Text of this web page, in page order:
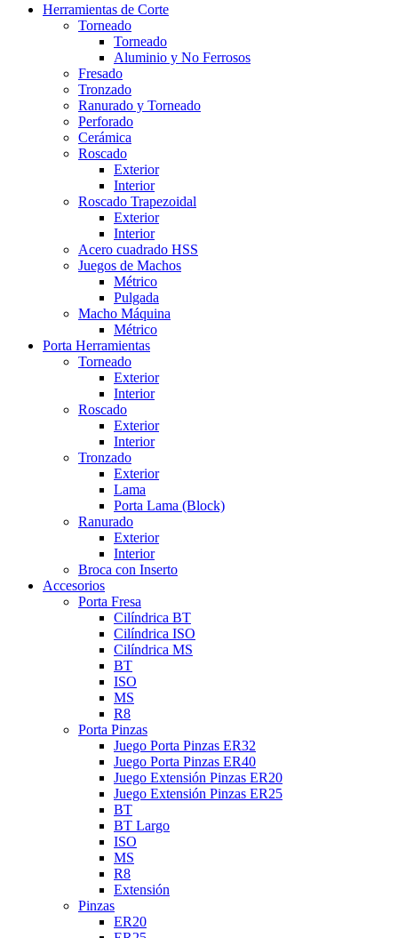
Herramientas de Corte
Torneado
Torneado
Aluminio y No Ferrosos
Fresado
Tronzado
Ranurado y Torneado
Perforado
Cerámica
Roscado
Exterior
Interior
Roscado Trapezoidal
Exterior
Interior
Acero cuadrado HSS
Juegos de Machos
Métrico
Pulgada
Macho Máquina
Métrico
Porta Herramientas
Torneado
Exterior
Interior
Roscado
Exterior
Interior
Tronzado
Exterior
Lama
Porta Lama (Block)
Ranurado
Exterior
Interior
Broca con Inserto
Accesorios
Porta Fresa
Cilíndrica BT
Cilíndrica ISO
Cilíndrica MS
BT
ISO
MS
R8
Porta Pinzas
Juego Porta Pinzas ER32
Juego Porta Pinzas ER40
Juego Extensión Pinzas ER20
Juego Extensión Pinzas ER25
BT
BT Largo
ISO
MS
R8
Extensión
Pinzas
ER20